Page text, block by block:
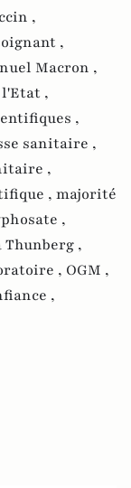
,
,
Macron ,
l'Etat ,
,
sanitaire ,
,
, majorité
,
Thunberg ,
, OGM ,
,